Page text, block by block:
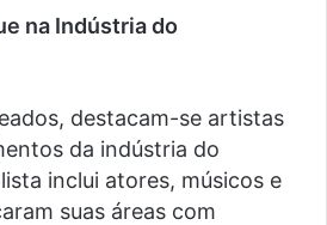
na Indústria do
destacam-se artistas
da indústria do
inclui atores, músicos e
suas áreas com